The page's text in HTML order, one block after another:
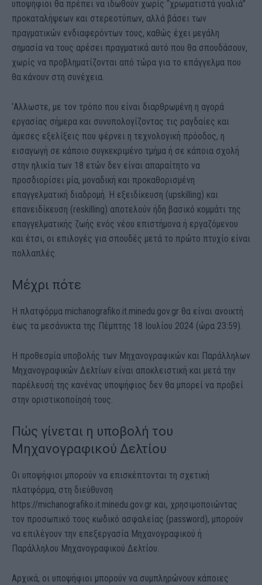
υποψήφιοι θα πρέπει να ιδωθούν χωρίς “χρωματιστά γυαλιά”
προκαταλήψεων και στερεοτύπων, αλλά βάσει των
πραγματικών ενδιαφερόντων τους, καθώς έχει μεγάλη
σημασία να τους αρέσει πραγματικά αυτό που θα σπουδάσουν,
χωρίς να προβληματίζονται από τώρα για το επάγγελμα που
θα κάνουν στη συνέχεια.
‘Αλλωστε, με τον τρόπο που είναι διαρθρωμένη η αγορά
εργασίας σήμερα και συνυπολογίζοντας τις ραγδαίες και
άμεσες εξελίξεις που φέρνει η τεχνολογική πρόοδος, η
εισαγωγή σε κάποιο συγκεκριμένο τμήμα ή σε κάποια σχολή
στην ηλικία των 18 ετών δεν είναι απαραίτητο να
προσδιορίσει μία, μοναδική και προκαθορισμένη
επαγγελματική διαδρομή. Η εξειδίκευση (upskilling) και
επανειδίκευση (reskilling) αποτελούν ήδη βασικό κομμάτι της
επαγγελματικής ζωής ενός νέου επιστήμονα ή εργαζόμενου
και έτσι, οι επιλογές για σπουδές μετά το πρώτο πτυχίο είναι
πολλαπλές.
Μέχρι πότε
Η πλατφόρμα michanografiko.it.minedu.gov.gr θα είναι ανοικτή
έως τα μεσάνυκτα της Πέμπτης 18 Ιουλίου 2024 (ώρα 23:59).
Η προθεσμία υποβολής των Μηχανογραφικών και Παράλληλων
Μηχανογραφικών Δελτίων είναι αποκλειστική και μετά την
παρέλευσή της κανένας υποψήφιος δεν θα μπορεί να προβεί
στην οριστικοποίησή τους.
Πώς γίνεται η υποβολή του
Μηχανογραφικού Δελτίου
Οι υποψήφιοι μπορούν να επισκέπτονται τη σχετική
πλατφόρμα, στη διεύθυνση
https://michanografiko.it.minedu.gov.gr και, χρησιμοποιώντας
τον προσωπικό τους κωδικό ασφαλείας (password), μπορούν
να επιλέγουν την επεξεργασία Μηχανογραφικού ή
Παράλληλου Μηχανογραφικού Δελτίου.
Αρχικά, οι υποψήφιοι μπορούν να συμπληρώνουν κάποιες